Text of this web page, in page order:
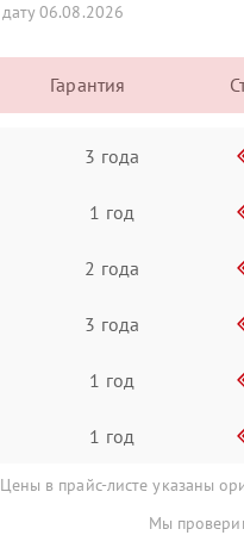
06.08.2026
Гарантия
3 года
1 год
2 года
3 года
1 год
1 год
Цены в прайс-листе указаны
Мы